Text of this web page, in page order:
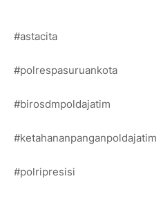
#astacita
#polrespasuruankota
#birosdmpoldajatim
#ketahananpanganpoldajatim
#polripresisi